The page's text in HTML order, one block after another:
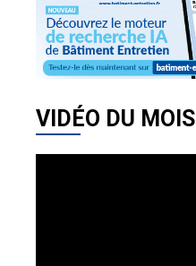
VIDÉO DU MOIS